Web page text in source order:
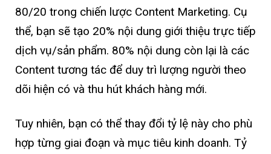
80/20 trong chiến lược Content Marketing. Cụ
thể, bạn sẽ tạo 20% nội dung giới thiệu trực tiếp
dịch vụ/sản phẩm. 80% nội dung còn lại là các
Content tương tác để duy trì lượng người theo
dõi hiện có và thu hút khách hàng mới.
Tuy nhiên, bạn có thể thay đổi tỷ lệ này cho phù
hợp từng giai đoạn và mục tiêu kinh doanh. Tỷ